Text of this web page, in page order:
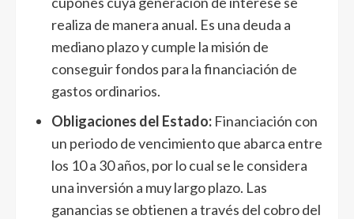
realiza de manera anual. Es una deuda a
mediano plazo y cumple la misión de
conseguir fondos para la financiación de
gastos ordinarios.
Obligaciones del Estado: Financiación con
un periodo de vencimiento que abarca entre
los 10 a 30 años, por lo cual se le considera
una inversión a muy largo plazo. Las
ganancias se obtienen a través del cobro del